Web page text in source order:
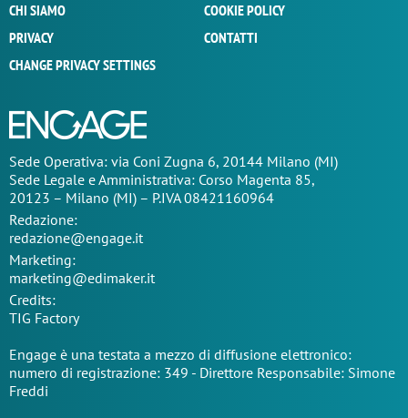
CHI SIAMO
COOKIE POLICY
PRIVACY
CONTATTI
CHANGE PRIVACY SETTINGS
Sede Operativa: via Coni Zugna 6, 20144 Milano (MI)
Sede Legale e Amministrativa: Corso Magenta 85,
20123 – Milano (MI) – P.IVA 08421160964
Redazione:
redazione@engage.it
Marketing:
marketing@edimaker.it
Credits:
TIG Factory
Engage è una testata a mezzo di diffusione elettronico:
numero di registrazione: 349 - Direttore Responsabile: Simone
Freddi